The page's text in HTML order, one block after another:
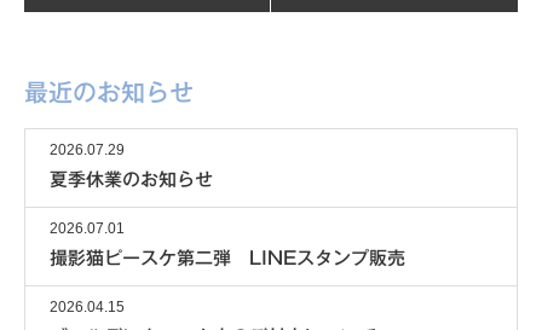
最近のお知らせ
2026.07.29
夏季休業のお知らせ
2026.07.01
撮影猫ピースケ第二弾 LINEスタンプ販売
2026.04.15